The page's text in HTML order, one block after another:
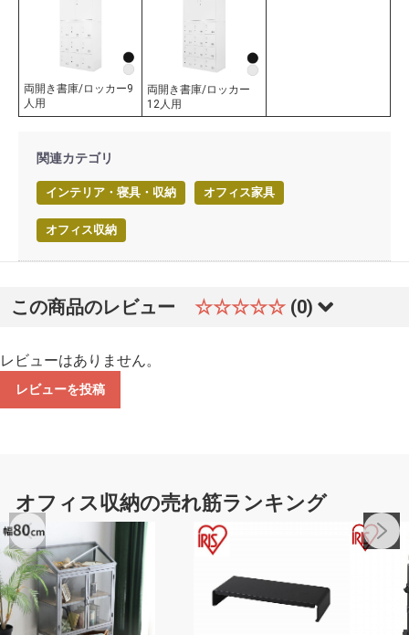
両開き書庫/ロッカー9
人用
両開き書庫/ロッカー
12人用
関連カテゴリ
インテリア・寝具・収納 オフィス家具
オフィス収納
この商品のレビュー ☆☆☆☆☆ (0)
レビューはありません。
レビューを投稿
オフィス収納の売れ筋ランキング